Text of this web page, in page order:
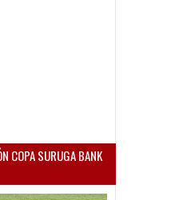
COPA SURUGA BANK